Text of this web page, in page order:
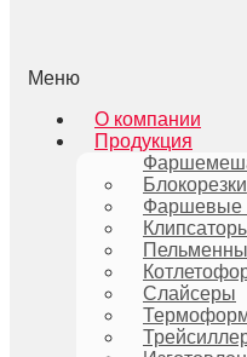
Меню
О компании
Продукция
Блокорезки
Фаршевые
Слайсеры